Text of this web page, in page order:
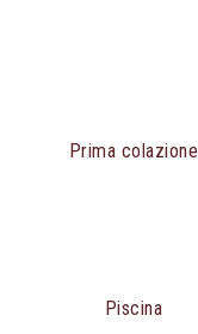
Prima colazione
Piscina